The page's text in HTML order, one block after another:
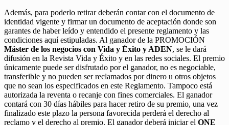
Además, para poderlo retirar deberán contar con el documento de
identidad vigente y firmar un documento de aceptación donde son
garantes de haber leído y entendido el presente reglamento y las
condiciones aquí estipuladas. Al ganador de la PROMOCIÓN
Máster de los negocios con Vida y Éxito y ADEN, se le dará
difusión en la Revista Vida y Éxito y en las redes sociales. El premio
únicamente puede ser disfrutado por el ganador, no es negociable,
transferible y no pueden ser reclamados por dinero u otros objetos
que no sean los especificados en este Reglamento. Tampoco está
autorizada la reventa o recanje con fines comerciales. El ganador
contará con 30 días hábiles para hacer retiro de su premio, una vez
finalizado este plazo la persona favorecida perderá el derecho al
reclamo y el derecho al premio. El ganador deberá iniciar el ONE